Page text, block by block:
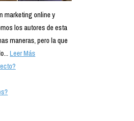
marketing online y
los autores de esta
maneras, pero la que
Leer Más